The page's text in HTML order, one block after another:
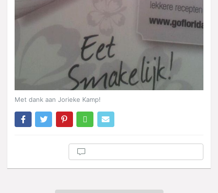
Met dank aan Jorieke Kamp!